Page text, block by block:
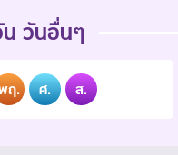
น วันอื่นๆ
ฤ. ศ. ส.